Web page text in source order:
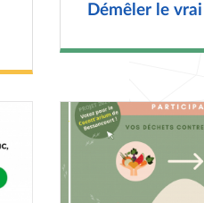
Démêler le